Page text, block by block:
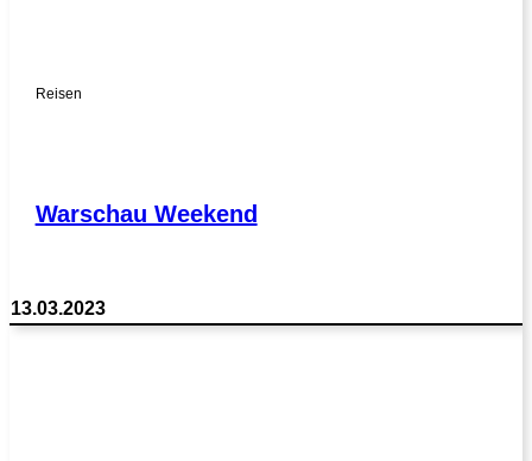
Reisen
Warschau Weekend
13.03.2023